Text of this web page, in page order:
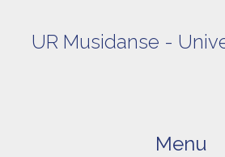
UR Musidanse -
Menu